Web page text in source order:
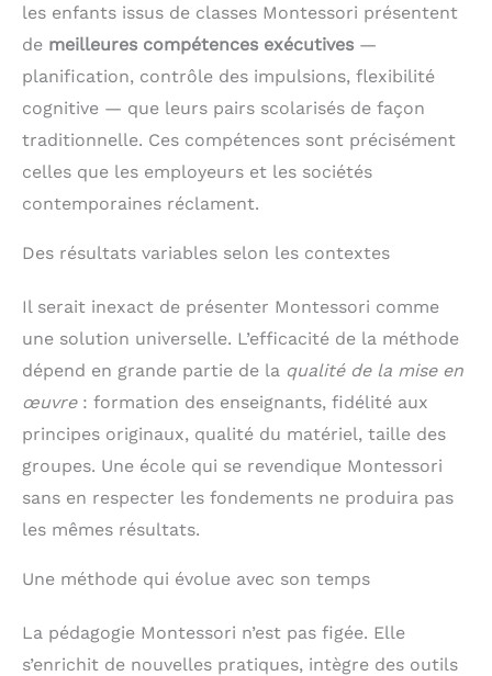
les enfants issus de classes Montessori présentent
de meilleures compétences exécutives —
planification, contrôle des impulsions, flexibilité
cognitive — que leurs pairs scolarisés de façon
traditionnelle. Ces compétences sont précisément
celles que les employeurs et les sociétés
contemporaines réclament.
Des résultats variables selon les contextes
Il serait inexact de présenter Montessori comme
une solution universelle. L’efficacité de la méthode
dépend en grande partie de la qualité de la mise en
œuvre: formation des enseignants, fidélité aux
principes originaux, qualité du matériel, taille des
groupes. Une école qui se revendique Montessori
sans en respecter les fondements ne produira pas
les mêmes résultats.
Une méthode qui évolue avec son temps
La pédagogie Montessori n’est pas figée. Elle
s’enrichit de nouvelles pratiques, intègre des outils